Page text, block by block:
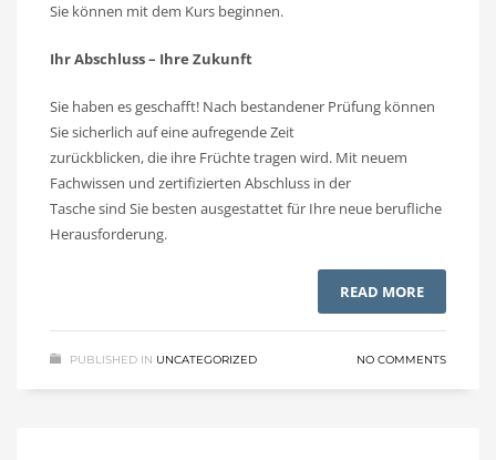
Sie können mit dem Kurs beginnen.
Ihr Abschluss – Ihre Zukunft
Sie haben es geschafft! Nach bestandener Prüfung können
Sie sicherlich auf eine aufregende Zeit
zurückblicken, die ihre Früchte tragen wird. Mit neuem
Fachwissen und zertifizierten Abschluss in der
Tasche sind Sie besten ausgestattet für Ihre neue berufliche
Herausforderung.
READ MORE
PUBLISHED IN UNCATEGORIZED NO COMMENTS